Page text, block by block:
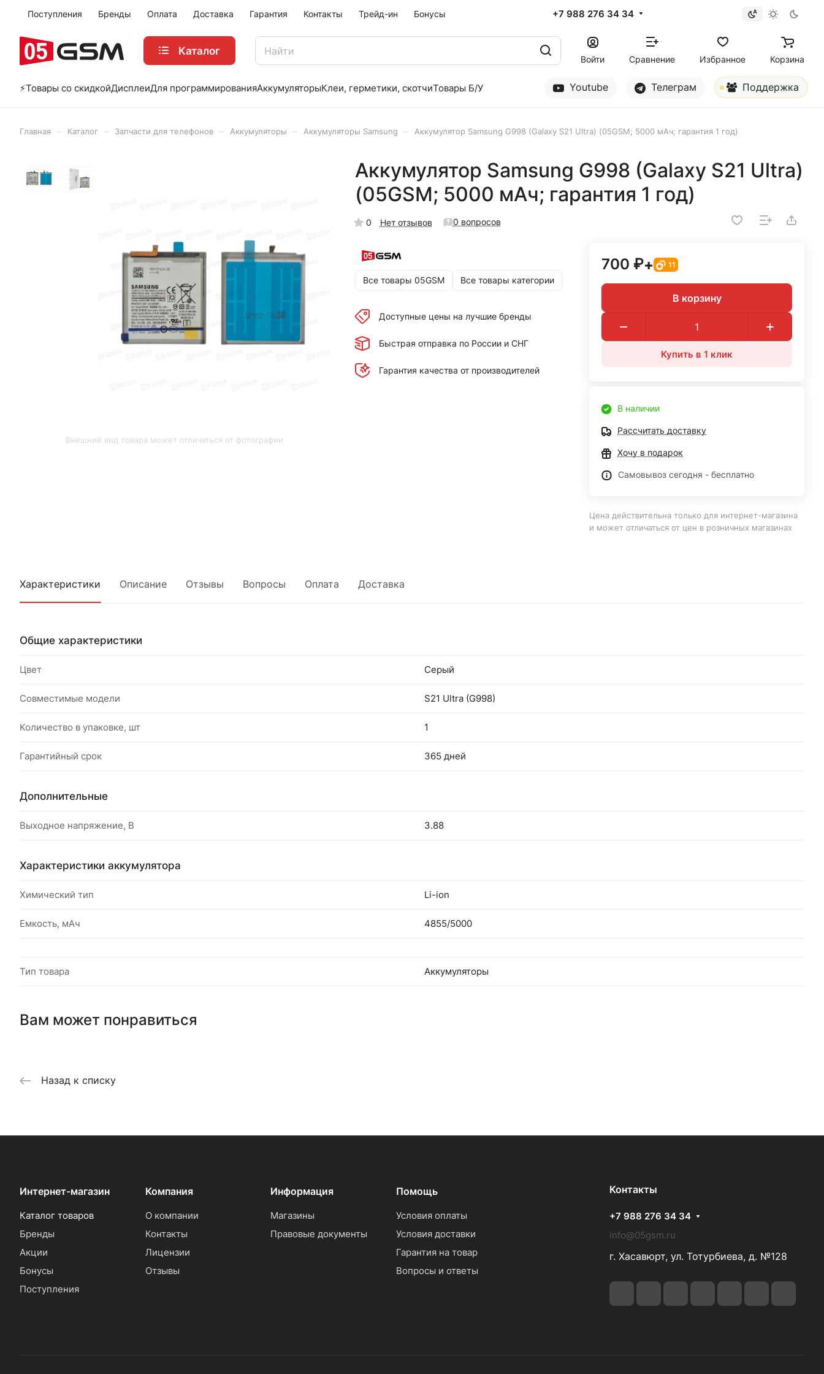
Поступления Бренды Оплата Доставка Гарантия Контакты Трейд-ин Бонусы +7 988 276 34 34
Каталог
Войти Сравнение Избранное Корзина
⚡️Товары со скидкойДисплеиДля программированияАккумуляторыКлеи, герметики, скотчиТовары Б/У Youtube Телеграм Поддержка
Главная Каталог Запчасти для телефонов Аккумуляторы Аккумуляторы Samsung Аккумулятор Samsung G998 (Galaxy S21 Ultra) (05GSM; 5000 мАч; гарантия 1 год)
Внешний вид товара может отличаться от фотографии
Аккумулятор Samsung G998 (Galaxy S21 Ultra)
(05GSM; 5000 мАч; гарантия 1 год)
0 Нет отзывов 0 вопросов
Все товары 05GSM Все товары категории
Доступные цены на лучшие бренды
Быстрая отправка по России и СНГ
Гарантия качества от производителей
700 ₽+ 11
В корзину
Купить в 1 клик
В наличии
Рассчитать доставку
Хочу в подарок
Самовывоз сегодня - бесплатно
Цена действительна только для интернет-магазина
и может отличаться от цен в розничных магазинах
Характеристики Описание Отзывы Вопросы Оплата Доставка
Общие характеристики
Цвет Серый
Совместимые модели S21 Ultra (G998)
Количество в упаковке, шт 1
Гарантийный срок 365 дней
Дополнительные
Выходное напряжение, В 3.88
Характеристики аккумулятора
Химический тип Li-ion
Емкость, мАч 4855/5000
Тип товара Аккумуляторы
Вам может понравиться
Назад к списку
Интернет-магазин
Каталог товаров
Бренды
Акции
Бонусы
Поступления
Компания
О компании
Контакты
Лицензии
Отзывы
Информация
Магазины
Правовые документы
Помощь
Условия оплаты
Условия доставки
Гарантия на товар
Вопросы и ответы
Контакты
+7 988 276 34 34
info@05gsm.ru
г. Хасавюрт, ул. Тотурбиева, д. №128